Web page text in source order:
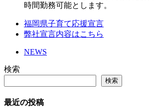
時間勤務可能とします。
福岡県子育て応援宣言
弊社宣言内容はこちら
NEWS
検索
検索
最近の投稿